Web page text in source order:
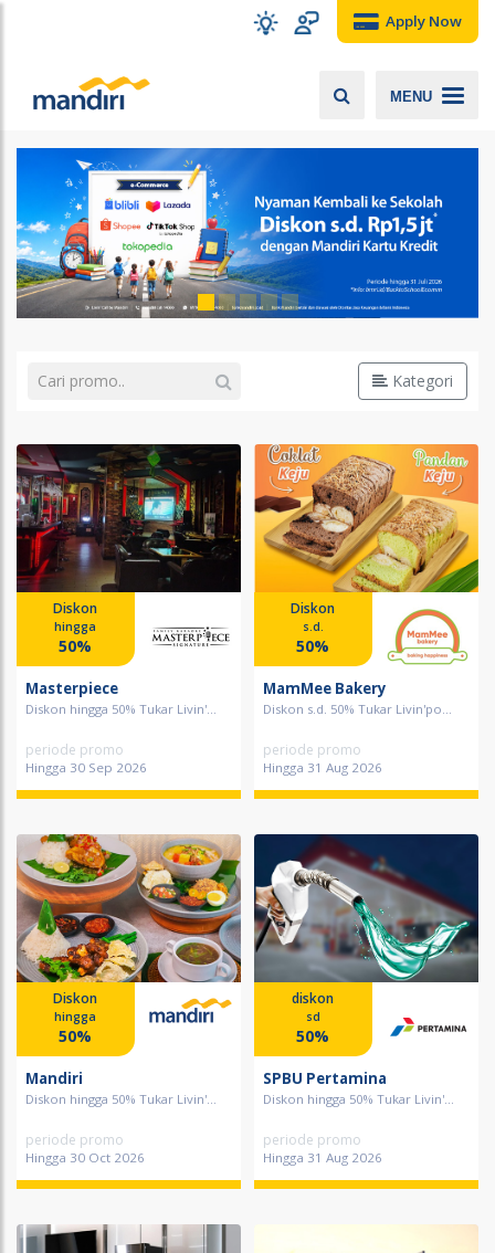
Apply Now
MENU
Kategori
Diskon
hingga
50%
Masterpiece
Diskon hingga 50% Tukar Livin'...
periode promo
Hingga 30 Sep 2026
Diskon
s.d.
50%
MamMee Bakery
Diskon s.d. 50% Tukar Livin'po...
periode promo
Hingga 31 Aug 2026
Diskon
hingga
50%
Mandiri
Diskon hingga 50% Tukar Livin'...
periode promo
Hingga 30 Oct 2026
diskon
sd
50%
SPBU Pertamina
Diskon hingga 50% Tukar Livin'...
periode promo
Hingga 31 Aug 2026